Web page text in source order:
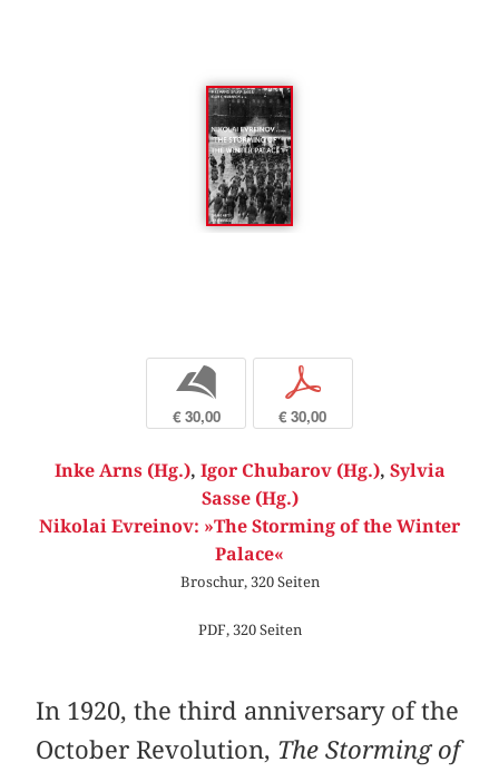
b
€ 30,00
p
€ 30,00
Inke Arns (Hg.), Igor Chubarov (Hg.), Sylvia
Sasse (Hg.)
Nikolai Evreinov: »The Storming of the Winter
Palace«
Broschur, 320 Seiten
PDF, 320 Seiten
In 1920, the third anniversary of the
October Revolution, The Storming of